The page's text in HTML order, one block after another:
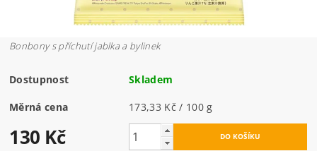
Bonbony s příchutí jablka a bylinek
Dostupnost Skladem
Měrná cena 173,33 Kč / 100 g
130 Kč